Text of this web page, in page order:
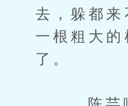
去，躲都
一根粗大
了。